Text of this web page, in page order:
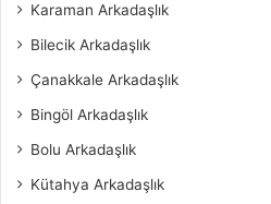
Karaman Arkadaşlık
Bilecik Arkadaşlık
Çanakkale Arkadaşlık
Bingöl Arkadaşlık
Bolu Arkadaşlık
Kütahya Arkadaşlık